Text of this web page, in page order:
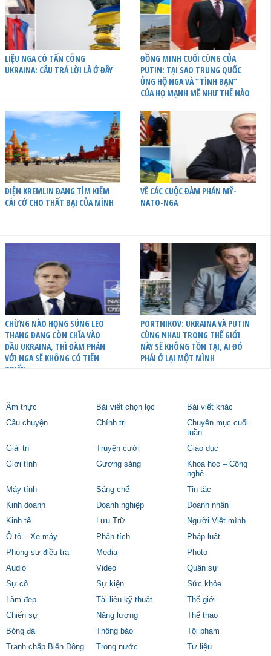
LIỆU NGA CÓ TẤN CÔNG
UKRAINA: CÂU TRẢ LỜI LÀ Ở ĐÂY
ĐỒNG MINH CUỐI CÙNG CỦA
PUTIN: TẠI SAO TRUNG QUỐC
ỦNG HỘ NGA VÀ “TÌNH BẠN”
CỦA HỌ MẠNH MẼ NHƯ THẾ NÀO
ĐIỆN KREMLIN ĐANG TÌM KIẾM
CÁI CỚ CHO THẤT BẠI CỦA MÌNH
VỀ CÁC CUỘC ĐÀM PHÁN MỸ-
NATO-NGA
CHỪNG NÀO HỌNG SÚNG LEO
THANG ĐANG CÒN CHĨA VÀO
ĐẦU UKRAINA, THÌ ĐÀM PHÁN
VỚI NGA SẼ KHÔNG CÓ TIẾN
TRIỂN
PORTNIKOV: UKRAINA VÀ PUTIN
CÙNG NHAU TRONG THẾ GIỚI
NÀY SẼ KHÔNG TỒN TẠI, AI ĐÓ
PHẢI Ở LẠI MỘT MÌNH
Ẩm thực Bài viết chọn lọc
Bài viết khác
Câu chuyện
Chính trị
Chuyên mục cuối
tuần
Giải trí
Truyện cười
Giáo dục
Giới tính
Gương sáng
Khoa học – Công
nghệ
Máy tính
Sáng chế
Tin tặc
Kinh doanh
Doanh nghiệp
Doanh nhân
Kinh tế
Lưu Trữ
Người Việt mình
Ô tô – Xe máy
Phân tích
Pháp luật
Phóng sự điều tra
Media
Photo
Audio
Video
Quân sự
Sự cố
Sự kiện
Sức khỏe
Làm đẹp
Tài liệu kỹ thuật
Thế giới
Chiến sự
Năng lượng
Thể thao
Bóng đá
Thông báo
Tội phạm
Tranh chấp Biển Đông
Trong nước Tư liệu